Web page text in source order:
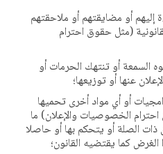
إليهم أو مضايقتهم أو ملاحقتهم
(مثل حقوق احترام
السمعة أو تنتهك الحرمات أو
عنها أو توزيعها؛
أو أي مواد أخرى تحميها
احترام الخصوصيات والإعلان) ما
الصلة أو يتحكم بها أو حاصلا
الغرض كما يقتضيه القانون؛